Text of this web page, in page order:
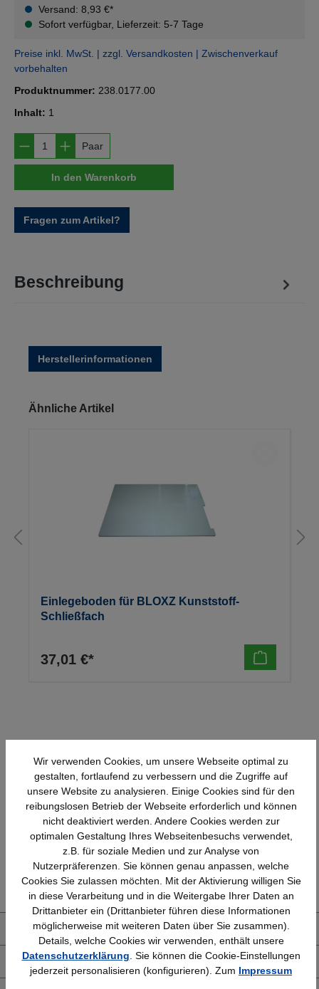
Versand: 8,93 €*
Sofort verfügbar, Lieferzeit: 5-7 Tage
Preise inkl. MwSt. | zzgl. Versandkosten | Zwischenverkauf
vorbehalten
Produktnummer: 238.0177.00
Inhalt: 1
Produkt Anzahl: Gib den gewünschten
Paar
In den Warenkorb
Fragen zum Artikel?
Beschreibung
Herstellerinformationen
Produktgalerie überspringen
Ähnliche Artikel
Einlegeboden für BLOXZ Kunststoff-
Schließfach
37,01 €*
Schnelle Lieferung
Bundesweit
Topmarken
Faire Preise
Erfahrung
Bewährt seit 1958
Kostenlose Beratung
(04205) 635940
Über uns
Shop Service
Wir verwenden Cookies, um unsere Webseite optimal zu
gestalten, fortlaufend zu verbessern und die Zugriffe auf
unsere Website zu analysieren. Einige Cookies sind für den
reibungslosen Betrieb der Webseite erforderlich und können
nicht deaktiviert werden. Andere Cookies werden zur
optimalen Gestaltung Ihres Webseitenbesuchs verwendet,
z.B. für soziale Medien und zur Analyse von
Nutzerpräferenzen. Sie können genau anpassen, welche
Cookies Sie zulassen möchten. Mit der Aktivierung willigen Sie
in diese Verarbeitung und in die Weitergabe Ihrer Daten an
Drittanbieter ein (Drittanbieter führen diese Informationen
möglicherweise mit weiteren Daten über Sie zusammen).
Details, welche Cookies wir verwenden, enthält unsere
Datenschutzerklärung . Sie können die Cookie-Einstellungen
jederzeit personalisieren (konfigurieren). Zum Impressum